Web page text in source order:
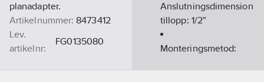
planadapter.
Artikelnummer: 8473412
Lev.
artikelnr:
FG0135080
7393792103831
Anslutningsdimension
tillopp: 1/2"
Monteringsmetod: